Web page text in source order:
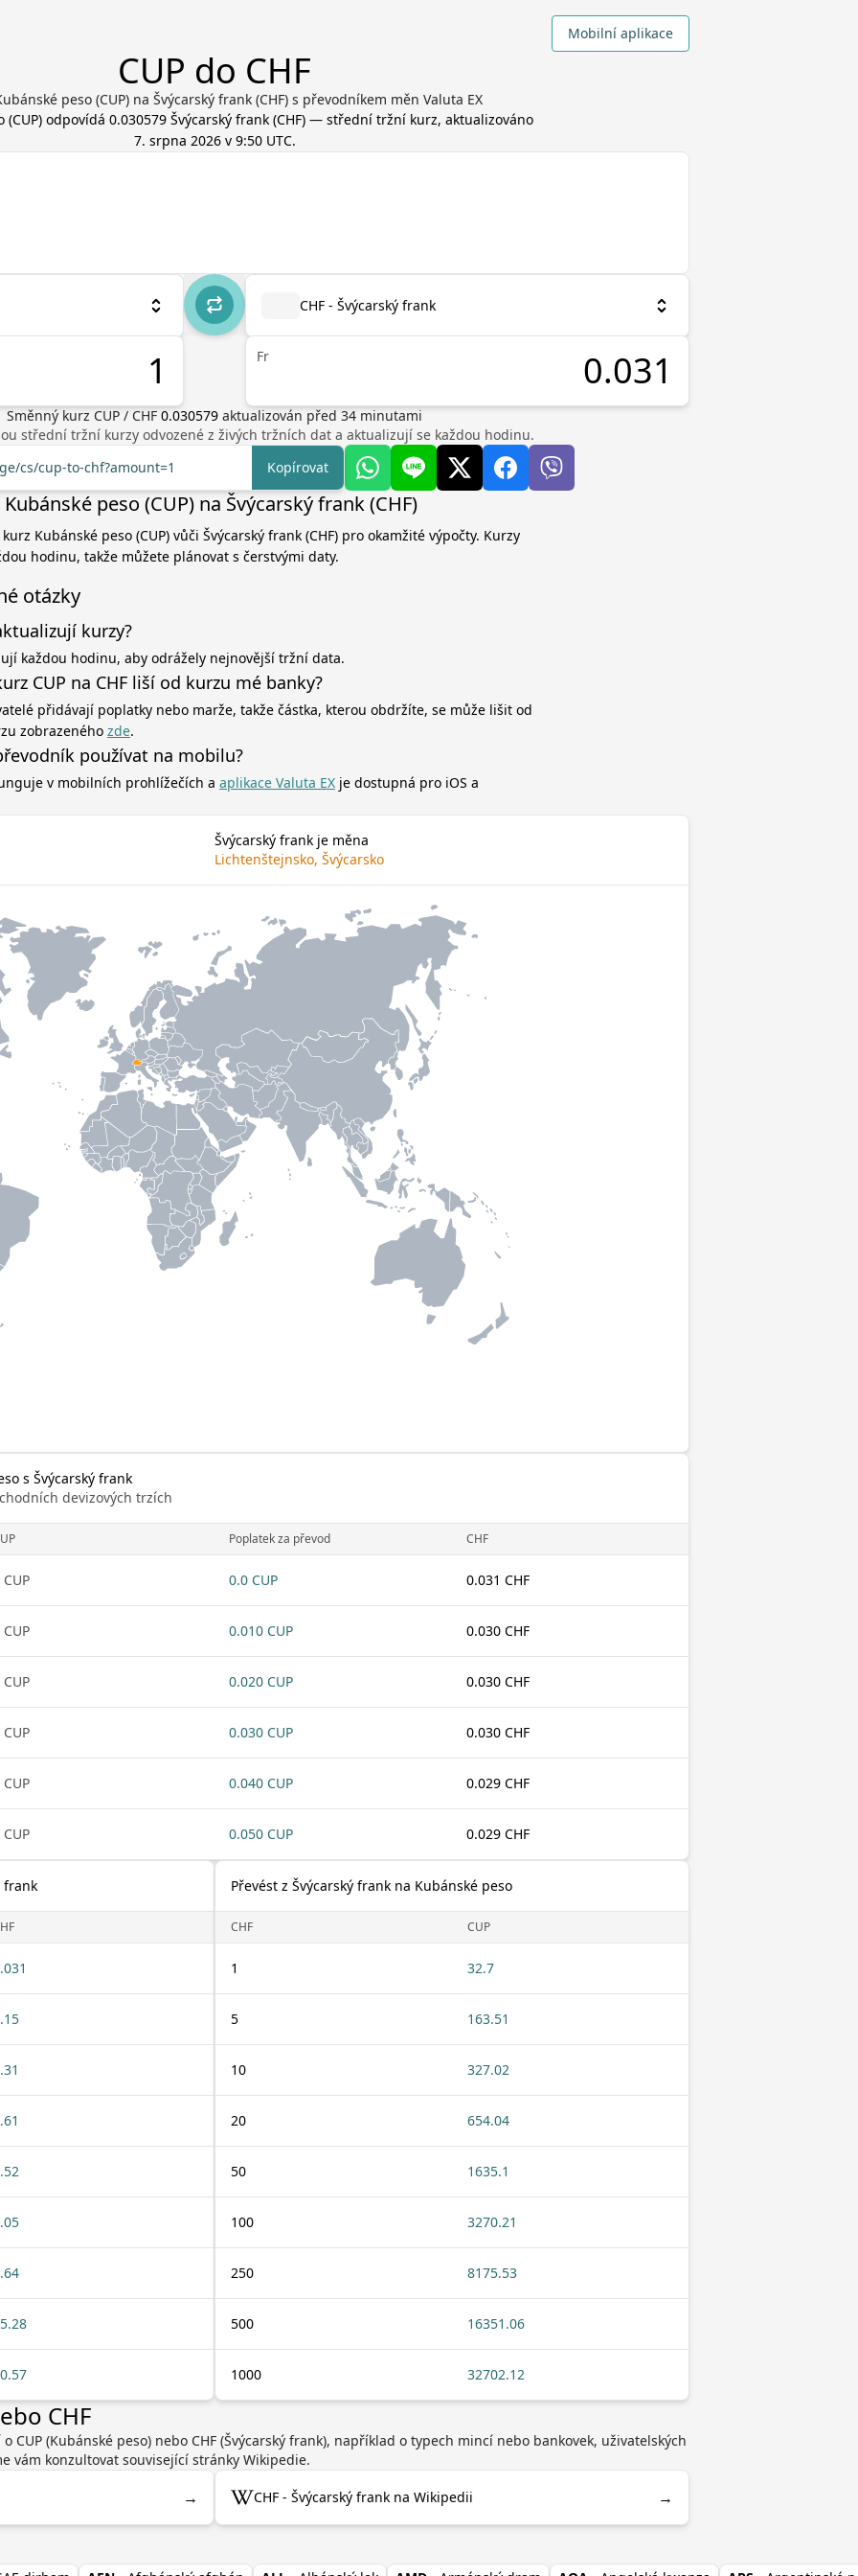
Mobilní aplikace
CUP do CHF
peso (CUP) na Švýcarský frank (CHF) s převodníkem měn Valuta EX
(CUP) odpovídá 0.030579 Švýcarský frank (CHF) — střední tržní kurz, aktualizováno
7. srpna 2026 v 9:50 UTC.
CHF - Švýcarský frank
Fr
Směnný kurz CUP / CHF 0.030579 aktualizován před 34 minutami
střední tržní kurzy odvozené z živých tržních dat a aktualizují se každou hodinu.
cs/cup-to-chf?amount=1
Kopírovat
peso (CUP) na Švýcarský frank (CHF)
Kubánské peso (CUP) vůči Švýcarský frank (CHF) pro okamžité výpočty. Kurzy
hodinu, takže můžete plánovat s čerstvými daty.
otázky
kurzy?
každou hodinu, aby odrážely nejnovější tržní data.
CUP na CHF liší od kurzu mé banky?
přidávají poplatky nebo marže, takže částka, kterou obdržíte, se může lišit od
zobrazeného zde.
používat na mobilu?
v mobilních prohlížečích a aplikace Valuta EX je dostupná pro iOS a
Švýcarský frank je měna
Lichtenštejnsko, Švýcarsko
s Švýcarský frank
devizových trzích
Poplatek za převod CHF
0.0 CUP 0.031 CHF
0.010 CUP 0.030 CHF
0.020 CUP 0.030 CHF
0.030 CUP 0.030 CHF
0.040 CUP 0.029 CHF
0.050 CUP 0.029 CHF
frank Převést z Švýcarský frank na Kubánské peso
CHF CUP
1 32.7
5 163.51
10 327.02
20 654.04
50 1635.1
100 3270.21
250 8175.53
500 16351.06
1000 32702.12
CHF
CUP (Kubánské peso) nebo CHF (Švýcarský frank), například o typech mincí nebo bankovek, uživatelských
vám konzultovat související stránky Wikipedie.
→ CHF - Švýcarský frank na Wikipedii →